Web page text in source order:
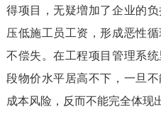
得项目，无疑増加了企业的
压低施工员工资，形成恶性
不偿失。在工程项目管理系
段物价水平居高不下，一旦
成本风险，反而不能完全体现